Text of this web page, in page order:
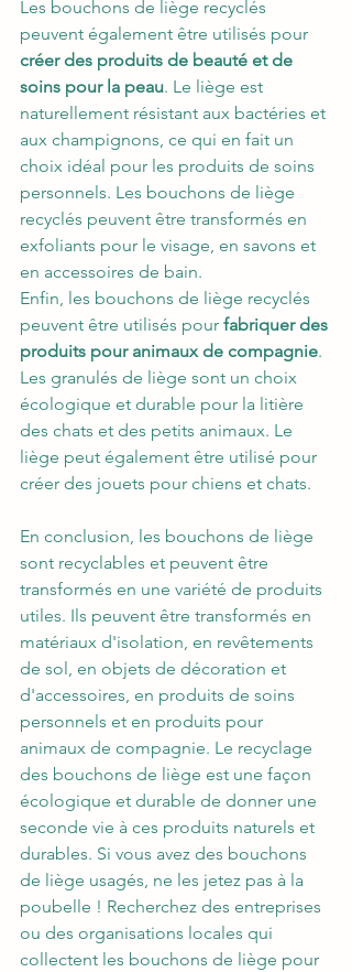
Les bouchons de liège recyclés
peuvent également être utilisés pour
créer des produits de beauté et de
soins pour la peau. Le liège est
naturellement résistant aux bactéries et
aux champignons, ce qui en fait un
choix idéal pour les produits de soins
personnels. Les bouchons de liège
recyclés peuvent être transformés en
exfoliants pour le visage, en savons et
en accessoires de bain.
Enfin, les bouchons de liège recyclés
peuvent être utilisés pour fabriquer des
produits pour animaux de compagnie.
Les granulés de liège sont un choix
écologique et durable pour la litière
des chats et des petits animaux. Le
liège peut également être utilisé pour
créer des jouets pour chiens et chats.
En conclusion, les bouchons de liège
sont recyclables et peuvent être
transformés en une variété de produits
utiles. Ils peuvent être transformés en
matériaux d'isolation, en revêtements
de sol, en objets de décoration et
d'accessoires, en produits de soins
personnels et en produits pour
animaux de compagnie. Le recyclage
des bouchons de liège est une façon
écologique et durable de donner une
seconde vie à ces produits naturels et
durables. Si vous avez des bouchons
de liège usagés, ne les jetez pas à la
poubelle ! Recherchez des entreprises
ou des organisations locales qui
collectent les bouchons de liège pour